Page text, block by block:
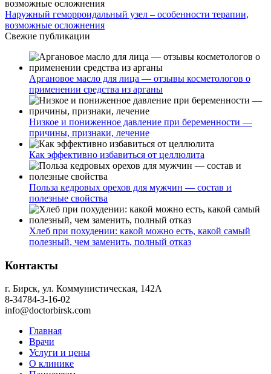
Наружный геморроидальный узел – особенности терапии,
возможные осложнения
Свежие публикации
Аргановое масло для лица — отзывы косметологов о
применении средства из арганы
Низкое и пониженное давление при беременности —
причины, признаки, лечение
Как эффективно избавиться от целлюлита
Польза кедровых орехов для мужчин — состав и
полезные свойства
Хлеб при похудении: какой можно есть, какой самый
полезный, чем заменить, полный отказ
Контакты
г. Бирск, ул. Коммунистическая, 142А
8-34784-3-16-02
info@doctorbirsk.com
Главная
Врачи
Услуги и цены
О клинике